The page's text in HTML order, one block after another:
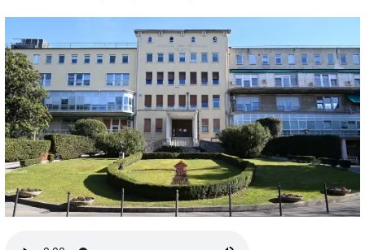
Oglasi
Založnik
Zadruga PD
Naročnine